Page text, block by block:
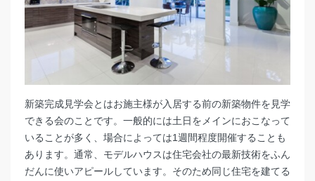
新築完成見学会とはお施主様が入居する前の新築物件を見学
できる会のことです。一般的には土日をメインにおこなって
いることが多く、場合によっては1週間程度開催することも
あります。通常、モデルハウスは住宅会社の最新技術をふん
だんに使いアピールしています。そのため同じ住宅を建てる